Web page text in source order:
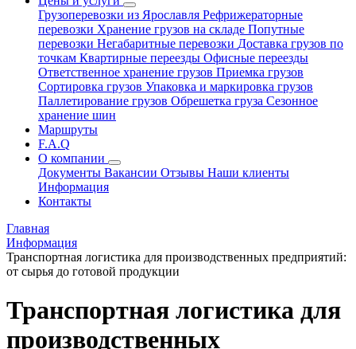
Грузоперевозки из Ярославля Рефрижераторные
перевозки Хранение грузов на складе Попутные
перевозки Негабаритные перевозки Доставка грузов по
точкам Квартирные переезды Офисные переезды
Ответственное хранение грузов Приемка грузов
Сортировка грузов Упаковка и маркировка грузов
Паллетирование грузов Обрешетка груза Сезонное
хранение шин
Маршруты
F.A.Q
О компании
Документы Вакансии Отзывы Наши клиенты
Информация
Контакты
Главная
Информация
Транспортная логистика для производственных предприятий:
от сырья до готовой продукции
Транспортная логистика для
производственных